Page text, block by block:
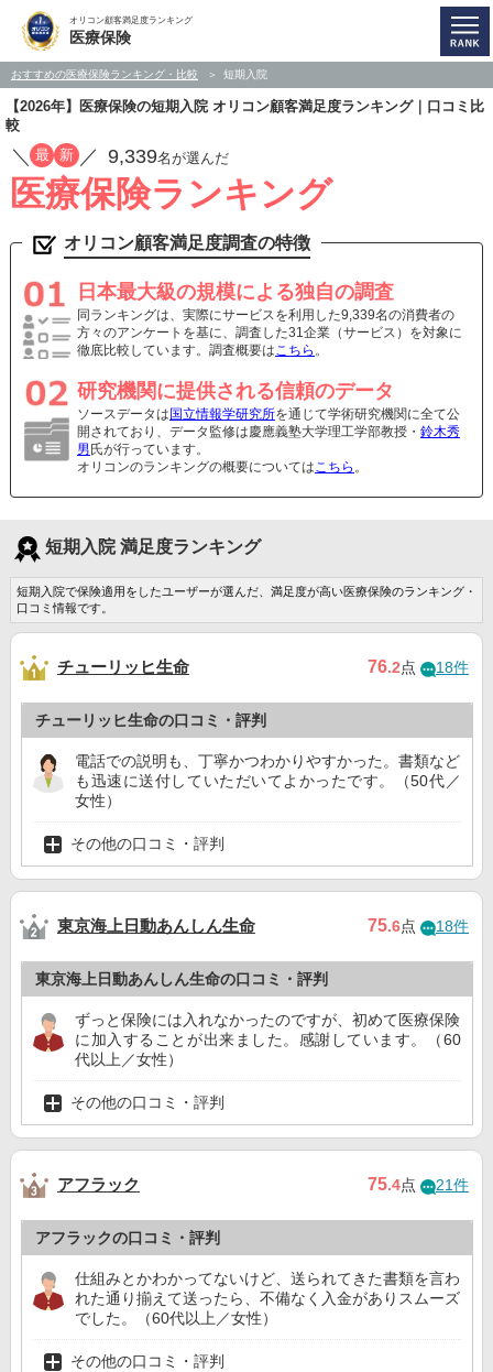
オリコン顧客満足度ランキング
医療保険
おすすめの医療保険ランキング・比較 短期入院
【2026年】医療保険の短期入院 オリコン顧客満足度ランキング｜口コミ比
較
／ 最 新 ／ 9,339名が選んだ
医療保険ランキング
オリコン顧客満足度調査の特徴
日本最大級の規模による独自の調査
同ランキングは、実際にサービスを利用した9,339名の消費者の
方々のアンケートを基に、調査した31企業（サービス）を対象に
徹底比較しています。調査概要はこちら 。
研究機関に提供される信頼のデータ
ソースデータは 国立情報学研究所を通じて学術研究機関に全て公
開されており、データ監修は慶應義塾大学理工学部教授・ 鈴木秀
男 氏が行っています。
オリコンのランキングの概要についてはこちら 。
短期入院 満足度ランキング
短期入院で保険適用をしたユーザーが選んだ、満足度が高い医療保険のランキング・
口コミ情報です。
チューリッヒ生命 76.2点 18件
チューリッヒ生命の口コミ・評判
電話での説明も、丁寧かつわかりやすかった。書類など
も迅速に送付していただいてよかったです。（50代／
女性）
その他の口コミ・評判
東京海上日動あんしん生命 75.6点 18件
東京海上日動あんしん生命の口コミ・評判
ずっと保険には入れなかったのですが、初めて医療保険
に加入することが出来ました。感謝しています。（60
代以上／女性）
その他の口コミ・評判
アフラック 75.4点 21件
アフラックの口コミ・評判
仕組みとかわかってないけど、送られてきた書類を言わ
れた通り揃えて送ったら、不備なく入金がありスムーズ
でした。（60代以上／女性）
その他の口コミ・評判